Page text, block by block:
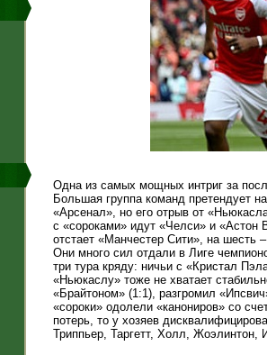
Одна из самых мощных интриг за
Большая группа команд претендует
«Арсенал», но его отрыв от
с «сороками» идут «Челси» и «Астон
отстает «Манчестер Сити», на шесть
Они много сил отдали в Лиге
три тура кряду: ничьи с «Кристал
«Ньюкаслу» тоже не хватает
«Брайтоном» (1:1), разгромил
«сороки» одолели «канониров» со
потерь, то у хозяев
Триппьер, Таргетт, Холл, Жоэлинтон,